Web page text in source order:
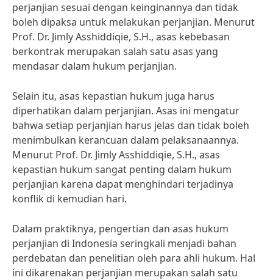
perjanjian sesuai dengan keinginannya dan tidak
boleh dipaksa untuk melakukan perjanjian. Menurut
Prof. Dr. Jimly Asshiddiqie, S.H., asas kebebasan
berkontrak merupakan salah satu asas yang
mendasar dalam hukum perjanjian.
Selain itu, asas kepastian hukum juga harus
diperhatikan dalam perjanjian. Asas ini mengatur
bahwa setiap perjanjian harus jelas dan tidak boleh
menimbulkan kerancuan dalam pelaksanaannya.
Menurut Prof. Dr. Jimly Asshiddiqie, S.H., asas
kepastian hukum sangat penting dalam hukum
perjanjian karena dapat menghindari terjadinya
konflik di kemudian hari.
Dalam praktiknya, pengertian dan asas hukum
perjanjian di Indonesia seringkali menjadi bahan
perdebatan dan penelitian oleh para ahli hukum. Hal
ini dikarenakan perjanjian merupakan salah satu